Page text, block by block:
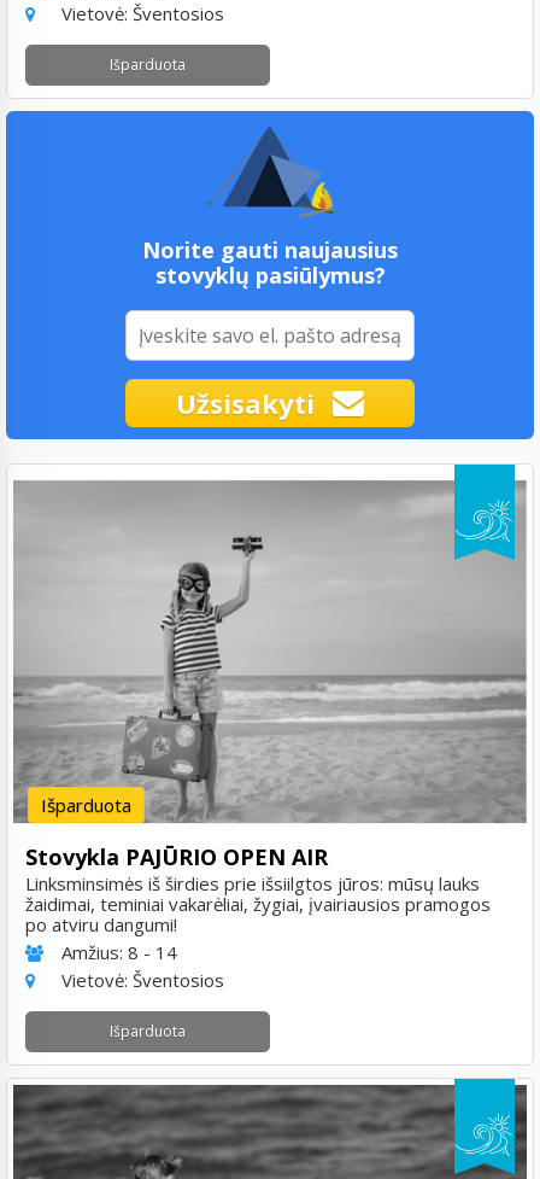
Vietovė: Šventosios
Išparduota
Norite gauti naujausius
stovyklų pasiūlymus?
Užsisakyti
Išparduota
Stovykla PAJŪRIO OPEN AIR
Linksminsimės iš širdies prie išsiilgtos jūros: mūsų lauks
žaidimai, teminiai vakarėliai, žygiai, įvairiausios pramogos
po atviru dangumi!
Amžius: 8 - 14
Vietovė: Šventosios
Išparduota